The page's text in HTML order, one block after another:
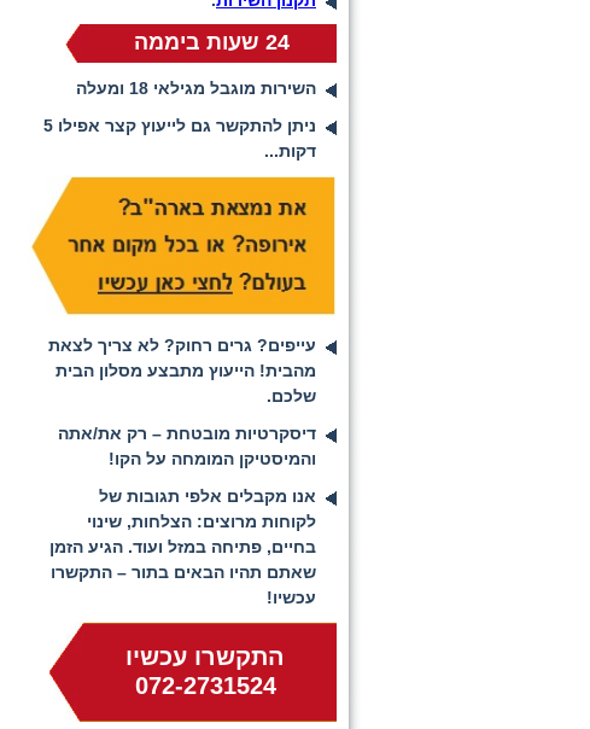
24 שעות ביממה
השירות מוגבל מגילאי 18 ומעלה
ניתן להתקשר גם לייעוץ קצר אפילו 5
דקות...
עייפים? גרים רחוק? לא צריך לצאת
מהבית! הייעוץ מתבצע מסלון הבית
שלכם.
דיסקרטיות מובטחת – רק את/אתה
והמיסטיקן המומחה על הקו!
אנו מקבלים אלפי תגובות של
לקוחות מרוצים: הצלחות, שינוי
בחיים, פתיחה במזל ועוד. הגיע הזמן
שאתם תהיו הבאים בתור – התקשרו
עכשיו!
התקשרו עכשיו
072-2731524